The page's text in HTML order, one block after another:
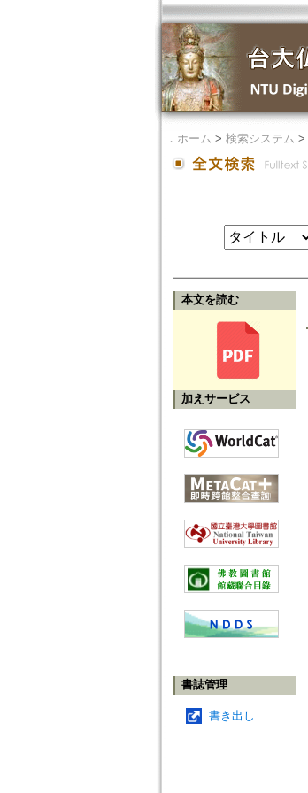
． ホーム > 検索システム >
本文を読む
加えサービス
書誌管理
書き出し